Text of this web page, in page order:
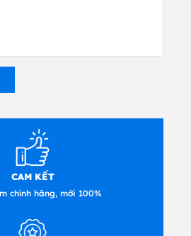
CAM KẾT
chính hãng, mới 100%